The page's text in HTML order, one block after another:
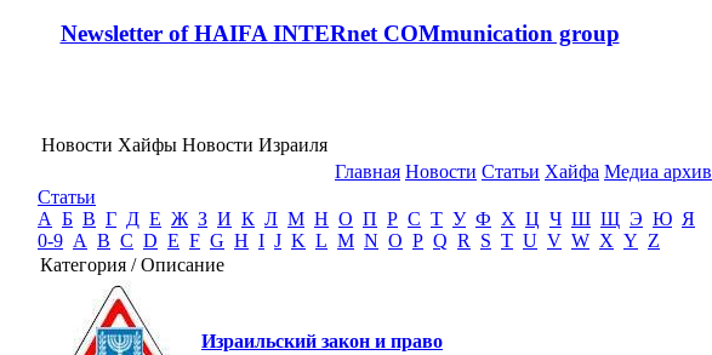
Newsletter of HAIFA INTERnet COMmunication group
Новости Хайфы Новости Израиля
Главная Новости Статьи Хайфа Медиа архив
Статьи
А Б В Г Д Е Ж З И К Л М Н О П Р С Т У Ф Х Ц Ч Ш Щ Э Ю Я
0-9 A B C D E F G H I J K L M N O P Q R S T U V W X Y Z
Категория / Описание
Израильский закон и право